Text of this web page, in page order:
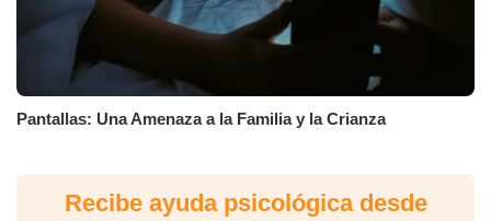
Pantallas: Una Amenaza a la Familia y la Crianza
Recibe ayuda psicológica desde